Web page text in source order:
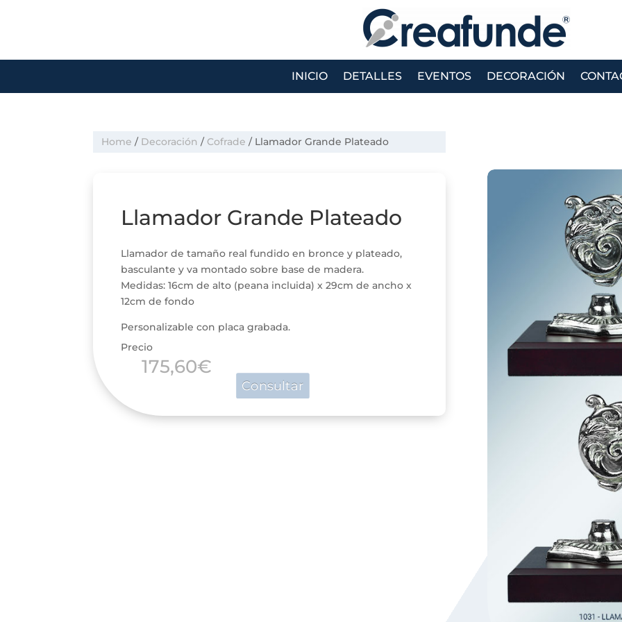
INICIO DETALLES EVENTOS DECORACIÓN
Home / Decoración / Cofrade / Llamador Grande Plateado
Llamador Grande Plateado
Llamador de tamaño real fundido en bronce y plateado,
basculante y va montado sobre base de madera.
Medidas: 16cm de alto (peana incluida) x 29cm de ancho x
12cm de fondo
Personalizable con placa grabada.
Precio
175,60€
Consultar